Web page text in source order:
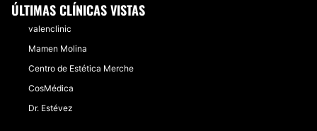
ÚLTIMAS CLÍNICAS VISTAS
valenclinic
Mamen Molina
Centro de Estética Merche
CosMédica
Dr. Estévez